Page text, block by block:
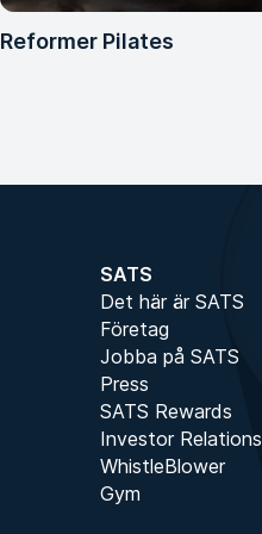
Reformer Pilates
SATS
Det här är SATS
Företag
Jobba på SATS
Press
SATS Rewards
Investor Relations
WhistleBlower
Gym